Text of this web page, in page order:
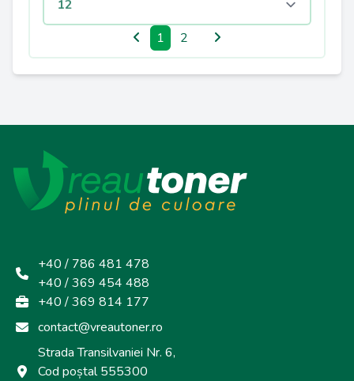
1 2
+40 / 786 481 478
+40 / 369 454 488
+40 / 369 814 177
contact@vreautoner.ro
Strada Transilvaniei Nr. 6,
Cod poștal 555300